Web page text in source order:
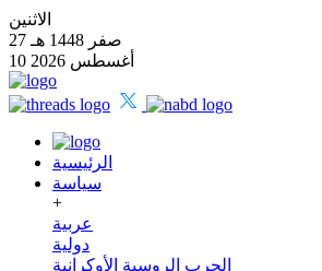
الاثنين
27 صفر 1448 هـ
10 أغسطس 2026
الرئيسية
سياسة
+
عربية
دولية
الحرب الروسية الأوكرانية